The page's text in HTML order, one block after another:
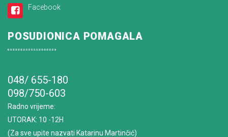
Facebook
POSUDIONICA POMAGALA
048/ 655-180
098/750-603
Radno vrijeme:
UTORAK: 10 -12H
(Za sve upite nazvati Katarinu Martinčić)